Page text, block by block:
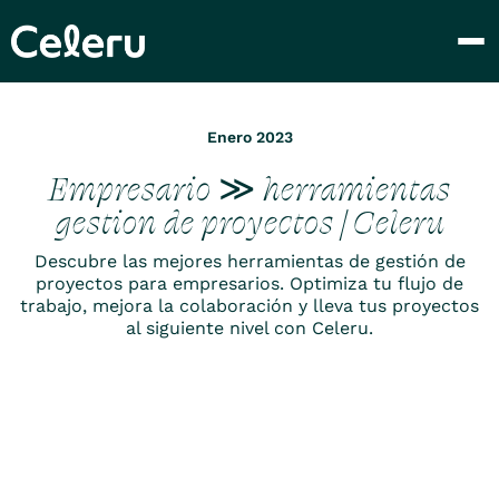
Enero 2023
Empresario ≫ herramientas
gestion de proyectos | Celeru
Descubre las mejores herramientas de gestión de
proyectos para empresarios. Optimiza tu flujo de
trabajo, mejora la colaboración y lleva tus proyectos
al siguiente nivel con Celeru.